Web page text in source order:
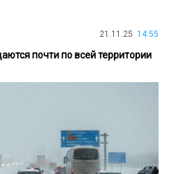
21.11.25 14:55
почти по всей территории